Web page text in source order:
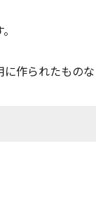
作られたものな